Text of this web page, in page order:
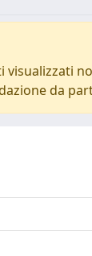
visualizzati
da